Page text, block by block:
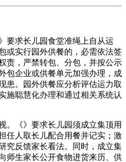
求长儿园食堂准绳上自从运
或实行园外供餐的，必需依法签
责，严禁转包、分包，并按公示
包企业或供餐单元加强办理，成
患。园外供餐应分析评估运力取
施聪慧化办理和通过相关系统认
《》要求长儿园须成立集顶用
任人取长儿配合用餐并记实；激
究反馈家长看法。同时，成立集
师生家长公开食物进货来历、供